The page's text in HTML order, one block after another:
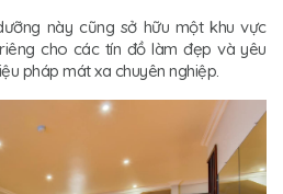
này cũng sở hữu một khu vực
cho các tín đồ làm đẹp và yêu
pháp mát xa chuyên nghiệp.